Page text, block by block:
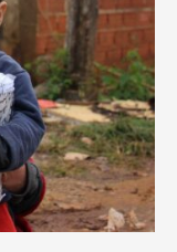
não teria
nem o
Recebi a
verduras,